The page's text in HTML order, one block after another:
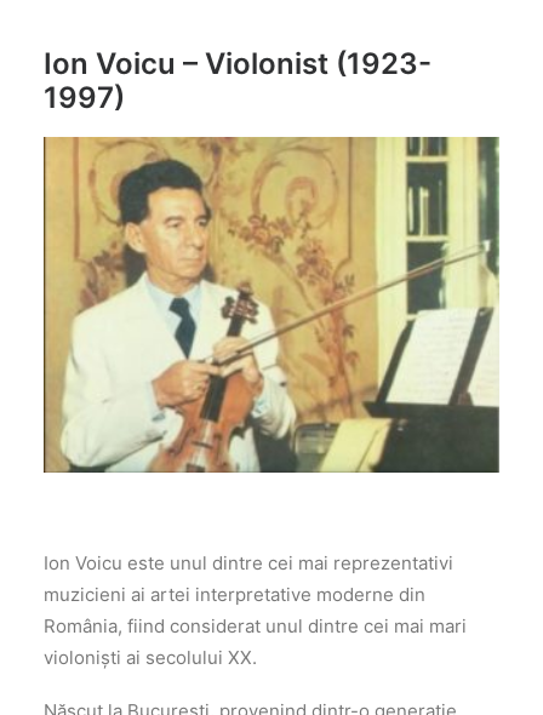
Ion Voicu – Violonist (1923-
1997)
Ion Voicu este unul dintre cei mai reprezentativi
muzicieni ai artei interpretative moderne din
România, fiind considerat unul dintre cei mai mari
violoniști ai secolului XX.